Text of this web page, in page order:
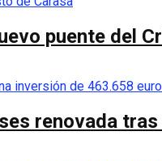
puente del
renovada